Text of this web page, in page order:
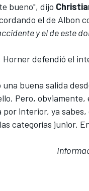
bueno", dijo
el de Albon
y el de este
defendió el
buena salida
Pero,
interior, ya
categorías junior.